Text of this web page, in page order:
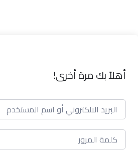
أهلاً بك مرة أخرى!